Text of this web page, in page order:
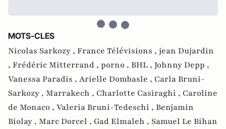
MOTS-CLES
Nicolas Sarkozy , France Télévisions , jean Dujardin
, Frédéric Mitterrand , porno , BHL , Johnny Depp ,
Vanessa Paradis , Arielle Dombasle , Carla Bruni-
Sarkozy , Marrakech , Charlotte Casiraghi , Caroline
de Monaco , Valeria Bruni-Tedeschi , Benjamin
Biolay , Marc Dorcel , Gad Elmaleh , Samuel Le Bihan